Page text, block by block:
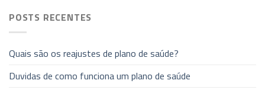
POSTS RECENTES
Quais são os reajustes de plano de saúde?
Duvidas de como funciona um plano de saúde